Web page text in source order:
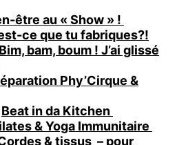
être au « Show » !
ce que tu fabriques?!
Bim, bam, boum ! J’ai glissé
Phy’Cirque &
Beat in da Kitchen
& Yoga Immunitaire
& tissus – pour